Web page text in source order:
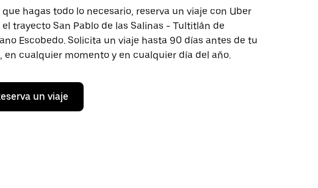
que hagas todo lo necesario, reserva un viaje con Uber
el trayecto San Pablo de las Salinas - Tultitlán de
Escobedo. Solicita un viaje hasta 90 días antes de tu
en cualquier momento y en cualquier día del año.
un viaje